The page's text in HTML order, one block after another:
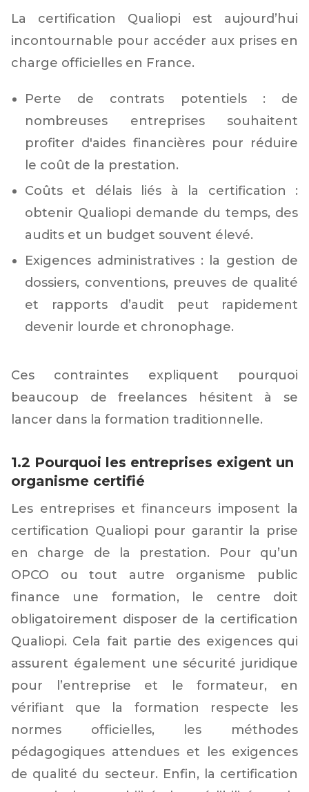
La certification Qualiopi est aujourd’hui
incontournable pour accéder aux prises en
charge officielles en France.
Perte de contrats potentiels : de
nombreuses entreprises souhaitent
profiter d'aides financières pour réduire
le coût de la prestation.
Coûts et délais liés à la certification :
obtenir Qualiopi demande du temps, des
audits et un budget souvent élevé.
Exigences administratives : la gestion de
dossiers, conventions, preuves de qualité
et rapports d’audit peut rapidement
devenir lourde et chronophage.
Ces contraintes expliquent pourquoi
beaucoup de freelances hésitent à se
lancer dans la formation traditionnelle.
1.2 Pourquoi les entreprises exigent un
organisme certifié
Les entreprises et financeurs imposent la
certification Qualiopi pour garantir la prise
en charge de la prestation. Pour qu’un
OPCO ou tout autre organisme public
finance une formation, le centre doit
obligatoirement disposer de la certification
Qualiopi. Cela fait partie des exigences qui
assurent également une sécurité juridique
pour l’entreprise et le formateur, en
vérifiant que la formation respecte les
normes officielles, les méthodes
pédagogiques attendues et les exigences
de qualité du secteur. Enfin, la certification